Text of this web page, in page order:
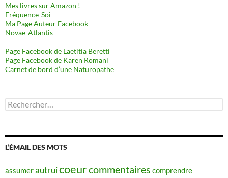
Mes livres sur Amazon !
Fréquence-Soi
Ma Page Auteur Facebook
Novae-Atlantis
Page Facebook de Laetitia Beretti
Page Facebook de Karen Romani
Carnet de bord d’une Naturopathe
Rechercher :
L’ÉMAIL DES MOTS
assumerautruicoeurcommentaires comprendre